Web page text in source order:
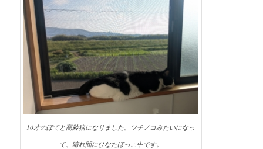
10才のぽてと高齢猫になりました。ツチノコみたいになっ
て、晴れ間にひなたぼっこ中です。